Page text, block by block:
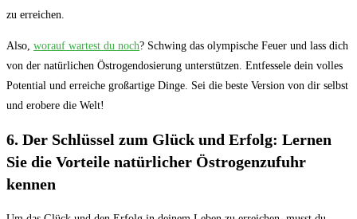
zu ⁢erreichen.
Also, ⁤ worauf ⁤wartest du⁤ noch?⁢ Schwing das‍ olympische⁤ Feuer und lass⁤ dich
von der⁤ natürlichen ⁤Östrogendosierung unterstützen. Entfessele ‍dein​ volles
Potential‌ und erreiche großartige Dinge.​ Sei ‌die beste Version ‍von dir⁢ selbst
und erobere die Welt!
6. Der Schlüssel‌ zum Glück und ‌Erfolg: Lernen⁢
Sie die Vorteile natürlicher ⁢Östrogenzufuhr
kennen